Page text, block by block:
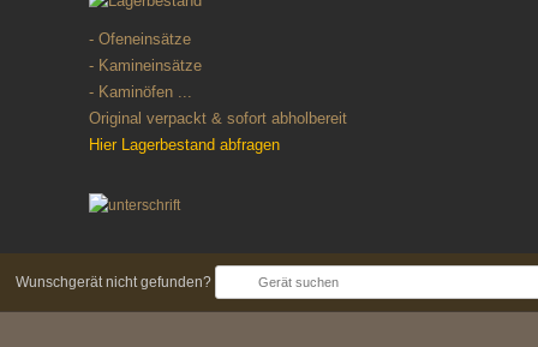
- Ofeneinsätze
- Kamineinsätze
- Kaminöfen ...
Original verpackt & sofort abholbereit
Hier Lagerbestand abfragen
Wunschgerät nicht gefunden?